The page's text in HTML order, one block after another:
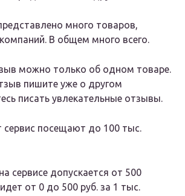
много товаров,
В общем много всего.
можно только об одном товаре.
пишите уже о другом
писать увлекательные отзывы.
сервис посещают до 100 тыс.
сервисе допускается от 500
от 0 до 500 руб. за 1 тыс.